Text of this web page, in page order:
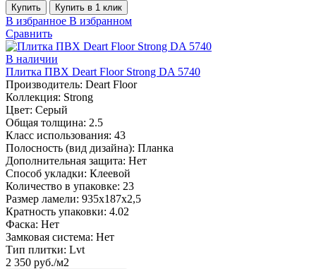
Купить Купить в 1 клик
В избранное В избранном
Сравнить
В наличии
Плитка ПВХ Deart Floor Strong DA 5740
Производитель: Deart Floor
Коллекция: Strong
Цвет: Серый
Общая толщина: 2.5
Класс использования: 43
Полосность (вид дизайна): Планка
Дополнительная защита: Нет
Способ укладки: Клеевой
Количество в упаковке: 23
Размер ламели: 935х187х2,5
Кратность упаковки: 4.02
Фаска: Нет
Замковая система: Нет
Тип плитки: Lvt
2 350 руб./м2